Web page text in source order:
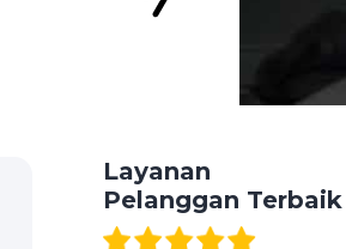
Layanan
Pelanggan Terbaik